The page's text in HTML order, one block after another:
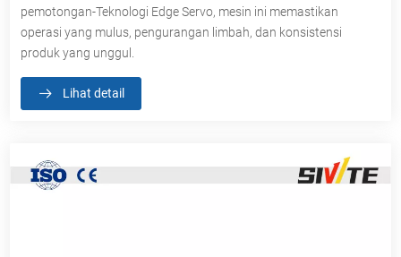
pemotongan-Teknologi Edge Servo, mesin ini memastikan
operasi yang mulus, pengurangan limbah, dan konsistensi
produk yang unggul.
Lihat detail